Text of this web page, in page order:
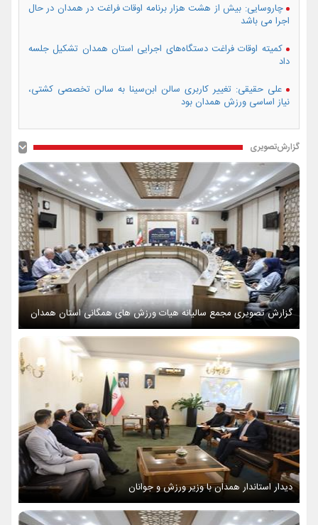
چاروسایی: بیش از هشت هزار برنامه اوقات فراغت در همدان در حال
اجرا می باشد
کمیته اوقات فراغت دستگاه‌های اجرایی استان همدان تشکیل جلسه
داد
علی حقیقی: تغییر کاربری سالن ابن‌سینا به سالن تخصصی کشتی،
نیاز اساسی ورزش همدان بود
گزارش‌تصویری
گزارش تصویری مجمع سالیانه هیات ورزش های همگانی استان همدان
دیدار استاندار همدان با وزیر ورزش و جوانان